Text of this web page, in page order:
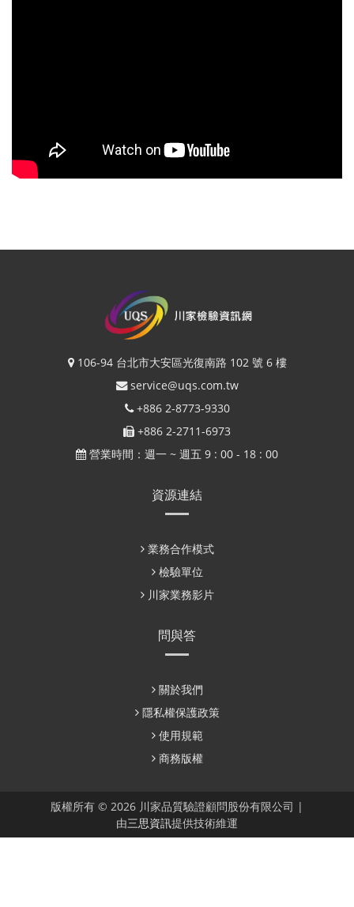
106-94 台北市大安區光復南路 102 號 6 樓
service@uqs.com.tw
+886 2-8773-9330
+886 2-2711-6973
營業時間：週一 ~ 週五 9 : 00 - 18 : 00
資源連結
業務合作模式
檢驗單位
川家業務影片
問與答
關於我們
隱私權保護政策
使用規範
商務版權
版權所有 © 2026 川家品質驗證顧問股份有限公司 |
由三思資訊提供技術維運